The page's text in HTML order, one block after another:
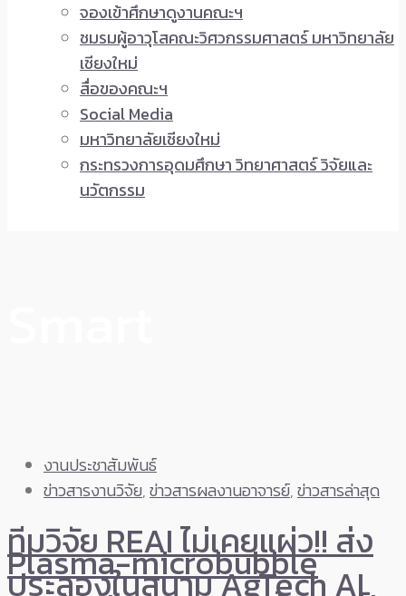
จองเข้าศึกษาดูงานคณะฯ
ชมรมผู้อาวุโสคณะวิศวกรรมศาสตร์ มหาวิทยาลัย
เชียงใหม่
สื่อของคณะฯ
Social Media
มหาวิทยาลัยเชียงใหม่
กระทรวงการอุดมศึกษา วิทยาศาสตร์ วิจัยและ
นวัตกรรม
งานประชาสัมพันธ์
ข่าวสารงานวิจัย,ข่าวสารผลงานอาจารย์,ข่าวสารล่าสุด
ทีมวิจัย REAI ไม่เคยแผ่ว!! ส่ง
Plasma-microbubble
ประลองในสนาม AgTech AI